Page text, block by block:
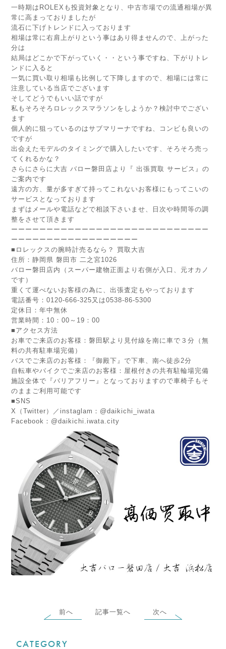
の価格改定が行われ、一部のモデルを除き2～3％前後値上げ・・私の狙っているデイトナ
（116500LN）のホ...
一時期はROLEXも投資対象となり、中古市場での流通相場が異
常に高まっておりましたが
流石に下げトレンドに入っております
相場は常に右肩上がりという事はあり得ませんので、上がった
分は
結局はどこかで下がっていく・・という事ですね、下がりトレ
ンドに入ると
一気に買い取り相場も比例して下降しますので、相場には常に
注意している当店でございます
そしてどうでもいい話ですが
私もそろそろロレックスマラソンをしようか？検討中でござい
ます
個人的に狙っているのはサブマリーナですね、コンビも良いの
ですが
出会えたモデルのタイミングで購入したいです、そろそろ売っ
てくれるかな？
さらにさらに大吉 バロー磐田店より『 出張買取 サービス』の
ご案内です
遠方の方、量が多すぎて持ってこれないお客様にもってこいの
サービスとなっております
まずはメールや電話などで相談下さいませ、日次や時間等の調
整をさせて頂きます
ーーーーーーーーーーーーーーーーーーーーーーーーーーーー
ーーーーーーーーーーーーーーーーーー
■ ロレックスの腕時計売るなら？ 買取大吉
住所：静岡県 磐田市 二之宮1026
バロー磐田店内（スーパー建物正面より右側が入口、元オカノ
です）
重くて運べないお客様の為に、出張査定もやっております
電話番号：0120-666-325又は0538-86-5300
定休日：年中無休
営業時間：10：00～19：00
■アクセス方法
お車でご来店のお客様：磐田駅より見付線を南に車で３分（無
料の共有駐車場完備）
バスでご来店のお客様：『御殿下』で下車、南へ徒歩2分
自転車やバイクでご来店のお客様：屋根付きの共有駐輪場完備
施設全体で『バリアフリー』となっておりますので車椅子もそ
のままご利用可能です
■SNS
X（Twitter）／instaglam：@daikichi_iwata
Facebook：@daikichi.iwata.city
前へ 記事一覧へ 次へ
CATEGORY